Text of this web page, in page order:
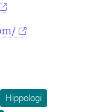
Hippologi